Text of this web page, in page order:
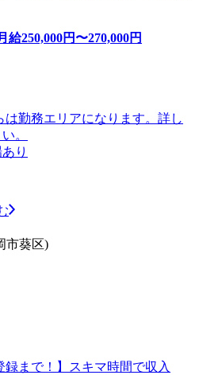
給250,000円〜270,000円
勤務エリアになります。詳し
。
り
市葵区)
録まで！】スキマ時間で収入